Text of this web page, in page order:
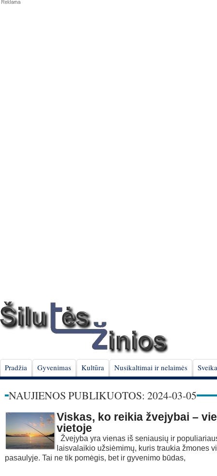
Pradžia Gyvenimas Kultūra Nusikaltimai ir nelaimės
NAUJIENOS PUBLIKUOTOS: 2024-03-05
Viskas, ko reikia žvejybai –
vietoje
Žvejyba yra vienas iš seniausių ir
laisvalaikio užsiėmimų, kuris traukia žmones
pasaulyje. Tai ne tik pomėgis, bet ir gyvenimo būdas,